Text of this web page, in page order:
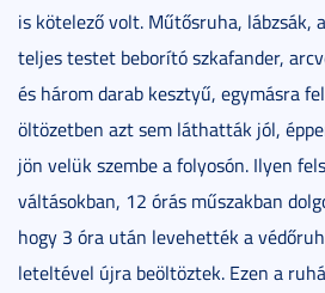
is kötelező volt. Műtősruha, lábzsák,
teljes testet beborító szkafander,
és három darab kesztyű, egymásra
öltözetben azt sem láthatták jól,
jön velük szembe a folyosón. Ilyen
váltásokban, 12 órás műszakban
hogy 3 óra után levehették a
leteltével újra beöltöztek. Ezen a